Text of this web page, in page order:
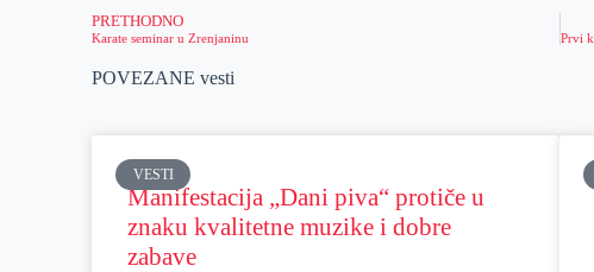
PRETHODNO
Karate seminar u Zrenjaninu
POVEZANE vesti
VESTI
Manifestacija „Dani piva“ protiče u
znaku kvalitetne muzike i dobre
zabave